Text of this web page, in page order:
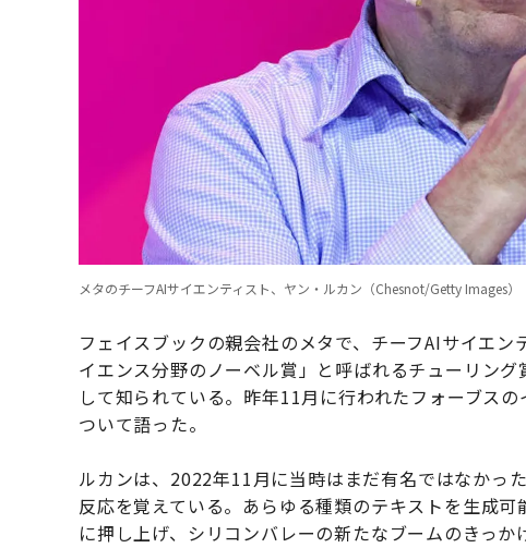
メタのチーフAIサイエンティスト、ヤン・ルカン（Chesnot/Getty Images）
フェイスブックの親会社のメタで、チーフAIサイエ
イエンス分野のノーベル賞」と呼ばれるチューリン
して知られている。昨年11月に行われたフォーブス
ついて語った。
ルカンは、2022年11月に当時はまだ有名ではなかっ
反応を覚えている。あらゆる種類のテキストを生成
に押し上げ、シリコンバレーの新たなブームのきっか